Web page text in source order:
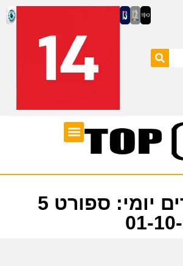
לוח שידורים יומי: ספורט 5